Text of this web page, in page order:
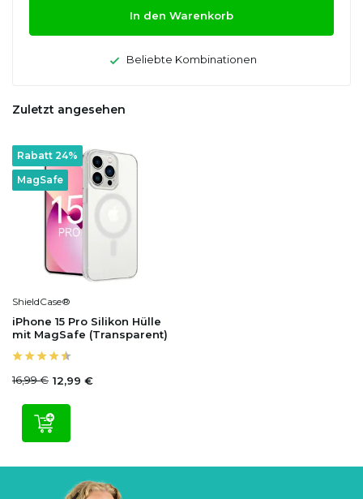
In den Warenkorb
Beliebte Kombinationen
Zuletzt angesehen
MagSafe
Rabatt 24%
ShieldCase®
iPhone 15 Pro Silikon Hülle
mit MagSafe (Transparent)
16,99 € 12,99 €